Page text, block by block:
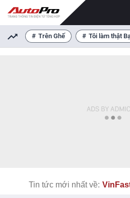
Trên Ghế Tôi làm thật
Tin tức mới nhất về: